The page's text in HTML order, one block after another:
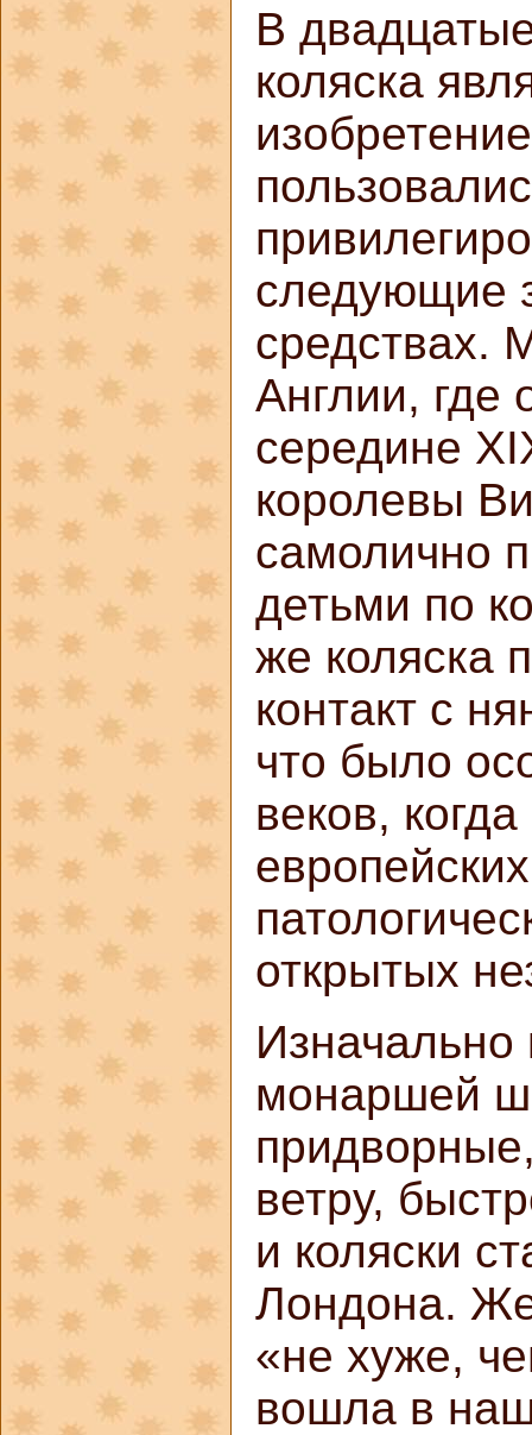
В
коляска
следующие
средствах.
Англии, где
середине
королевы
самолично
детьми по
же коляска
контакт с
что было
веков,
открытых
Изначально
монаршей
ветру,
и коляски
Лондона.
«не хуже,
вошла в